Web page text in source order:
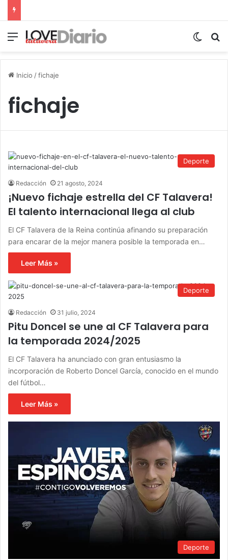
Menú
Inicio /fichaje
fichaje
Deporte
Redacción 21 agosto, 2024
¡Nuevo fichaje estrella del CF Talavera!
El talento internacional llega al club
El CF Talavera de la Reina continúa afinando su preparación
para encarar de la mejor manera posible la temporada en…
Leer Más »
Deporte
Redacción 31 julio, 2024
Pitu Doncel se une al CF Talavera para
la temporada 2024/2025
El CF Talavera ha anunciado con gran entusiasmo la
incorporación de Roberto Doncel García, conocido en el mundo
del fútbol…
Leer Más »
Deporte